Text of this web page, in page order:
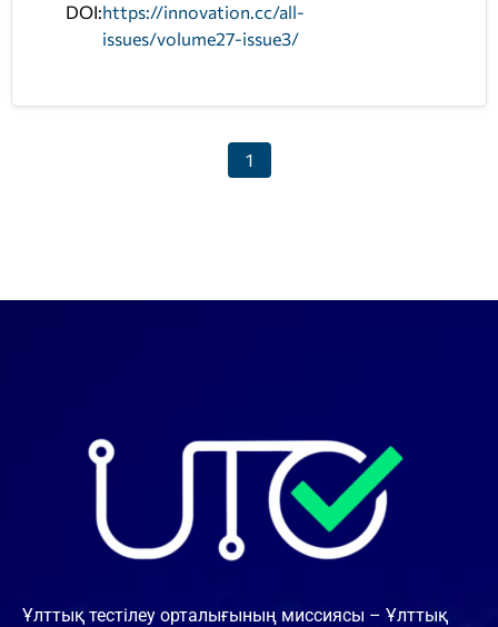
DOI:https://innovation.cc/all-
issues/volume27-issue3/
1
Ұлттық тестілеу орталығының миссиясы – Ұлттық